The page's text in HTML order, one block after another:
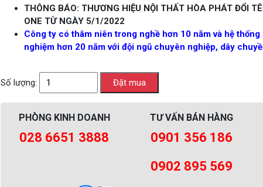
THÔNG BÁO: THƯƠNG HIỆU NỘI THẤT HÒA PHÁT ĐỔI
ONE TỪ NGÀY 5/1/2022
Công ty có thâm niên trong nghề hơn 10 năm và hệ
nghiệm hơn 20 năm với đội ngũ chuyên nghiệp, dây
Số lượng:
PHÒNG KINH DOANH
028 6651 3888
TƯ VẤN BÁN HÀNG
0901 356 186
0902 895 569